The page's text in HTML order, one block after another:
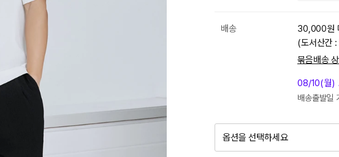
배송 30,000원
(도서산간
묶음배송
08/10(월)
배송출발일
옵션을 선택하세요